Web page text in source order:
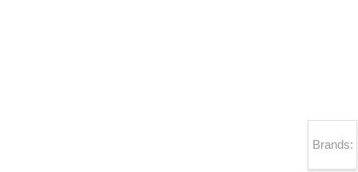
Brands: